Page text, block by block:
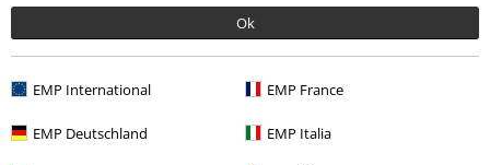
Ok
EMP International EMP France
EMP Deutschland EMP Italia